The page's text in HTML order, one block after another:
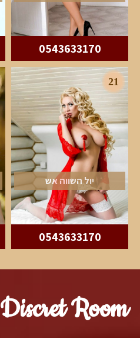
0543633170
21
יול השווה אש
0543633170
Discret Room